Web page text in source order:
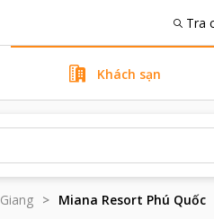
Tra
Khách sạn
Miana Resort Phú Quốc